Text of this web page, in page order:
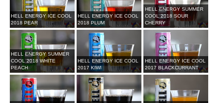
HELL ENERGY ICE COOL
2018 PEAR
HELL ENERGY ICE COOL
2018 PLUM
HELL ENERGY SUMMER
COOL 2018 SOUR
CHERRY
HELL ENERGY SUMMER
COOL 2018 WHITE
PEACH
HELL ENERGY ICE COOL
2017 KIWI
HELL ENERGY ICE COOL
2017 BLACKCURRANT